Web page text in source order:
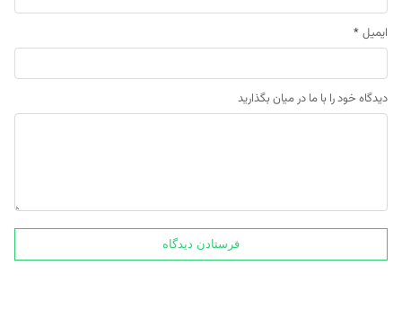
ایمیل *
دیدگاه خود را با ما در میان بگذارید